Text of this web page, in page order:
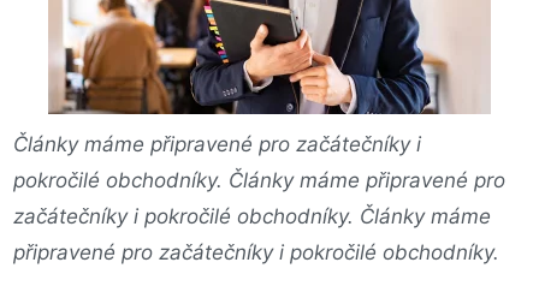
Články máme připravené pro začátečníky i
pokročilé obchodníky. Články máme připravené pro
začátečníky i pokročilé obchodníky. Články máme
připravené pro začátečníky i pokročilé obchodníky.